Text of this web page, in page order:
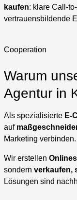
kaufen: klare Call-
vertrauensbildende
Cooperation
Warum
Agentur in
Als spezialisierte E-
auf
Marketing verbinden.
Wir erstellen
sondern verkaufen,
Lösungen sind